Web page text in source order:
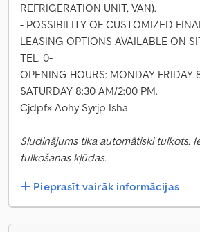
REFRIGERATION UNIT, VAN).
- POSSIBILITY OF CUSTOMIZED
LEASING OPTIONS AVAILABLE ON
TEL. 0-
OPENING HOURS: MONDAY-FRIDAY
SATURDAY 8:30 AM/2:00 PM.
Cjdpfx Aohy Syrjp Isha
Sludinājums tika automātiski tulkots.
tulkošanas kļūdas.
Pieprasīt vairāk informācijas